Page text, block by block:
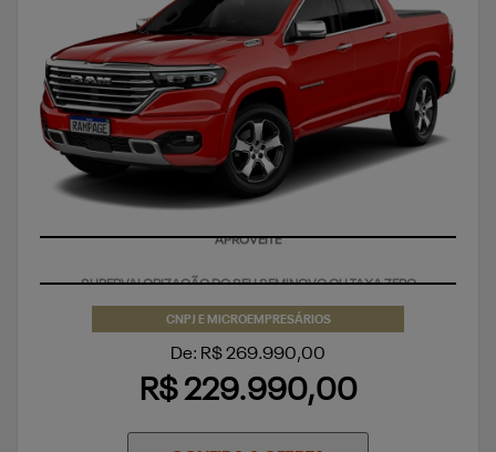
CNPJ E MICROEMPRESÁRIOS
De: R$ 269.990,00
R$ 229.990,00